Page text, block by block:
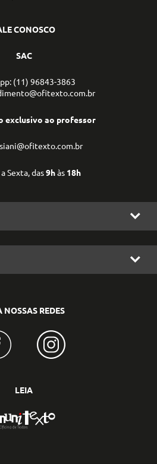
CONOSCO
SAC
(11) 96843-3863
exclusivo ao professor
Sexta, das9hàs 18h
NOSSAS REDES
LEIA